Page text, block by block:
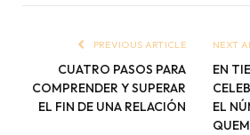
PREVIOUS ARTICLE
CUATRO PASOS PARA
COMPRENDER Y SUPERAR
EL FIN DE UNA RELACIÓN
NEXT
EN
EL